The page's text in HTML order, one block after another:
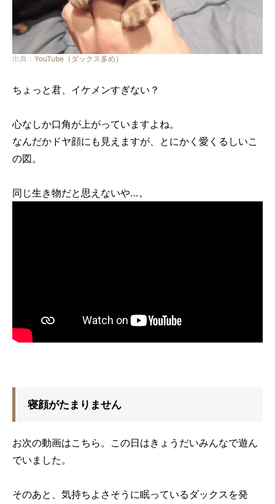
出典： YouTube（ダックス多め）
ちょっと君、イケメンすぎない？
心なしか口角が上がっていますよね。
なんだかドヤ顔にも見えますが、とにかく愛くるしいこ
の図。
同じ生き物だと思えないや…。
寝顔がたまりません
お次の動画はこちら。この日はきょうだいみんなで遊ん
でいました。
そのあと、気持ちよさそうに眠っているダックスを発